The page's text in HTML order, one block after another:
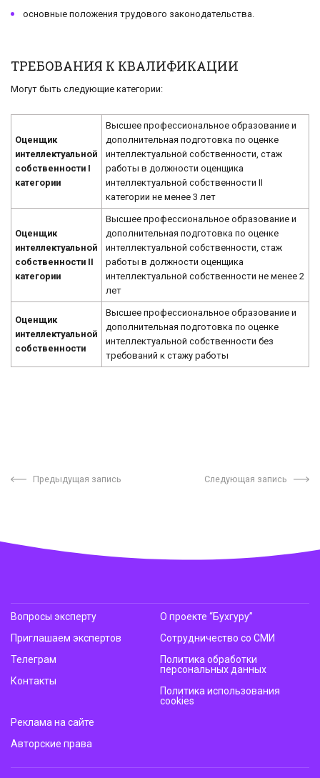
основные положения трудового законодательства.
ТРЕБОВАНИЯ К КВАЛИФИКАЦИИ
Могут быть следующие категории:
Оценщик
интеллектуальной
собственности I
категории
Высшее профессиональное образование и
дополнительная подготовка по оценке
интеллектуальной собственности, стаж
работы в должности оценщика
интеллектуальной собственности II
категории не менее 3 лет
Оценщик
интеллектуальной
собственности II
категории
Высшее профессиональное образование и
дополнительная подготовка по оценке
интеллектуальной собственности, стаж
работы в должности оценщика
интеллектуальной собственности не менее 2
лет
Оценщик
интеллектуальной
собственности
Высшее профессиональное образование и
дополнительная подготовка по оценке
интеллектуальной собственности без
требований к стажу работы
Предыдущая запись Следующая запись
Вопросы эксперту
Приглашаем экспертов
Телеграм
Контакты
О проекте “Бухгуру”
Сотрудничество со СМИ
Политика обработки
персональных данных
Политика использования
cookies
Реклама на сайте
Авторские права